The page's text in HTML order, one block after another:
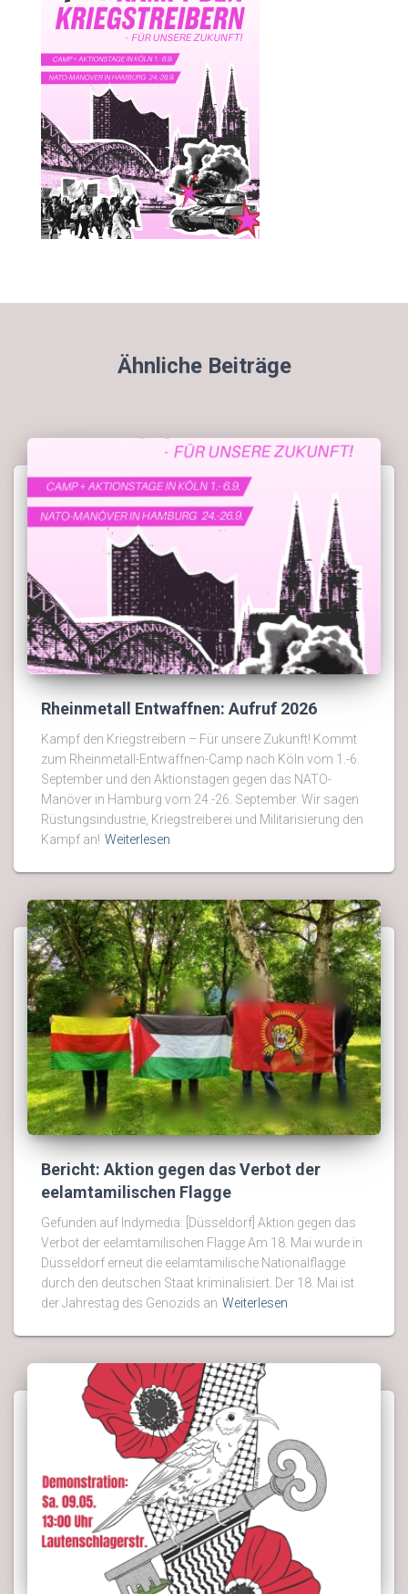
Ähnliche Beiträge
Rheinmetall Entwaffnen: Aufruf 2026
Kampf den Kriegstreibern – Für unsere Zukunft! Kommt
zum Rheinmetall-Entwaffnen-Camp nach Köln vom 1.-6.
September und den Aktionstagen gegen das NATO-
Manöver in Hamburg vom 24.-26. September. Wir sagen
Rüstungsindustrie, Kriegstreiberei und Militarisierung den
Kampf an! Weiterlesen
Bericht: Aktion gegen das Verbot der
eelamtamilischen Flagge
Gefunden auf Indymedia: [Düsseldorf] Aktion gegen das
Verbot der eelamtamilischen Flagge Am 18. Mai wurde in
Düsseldorf erneut die eelamtamilische Nationalflagge
durch den deutschen Staat kriminalisiert. Der 18. Mai ist
der Jahrestag des Genozids an Weiterlesen